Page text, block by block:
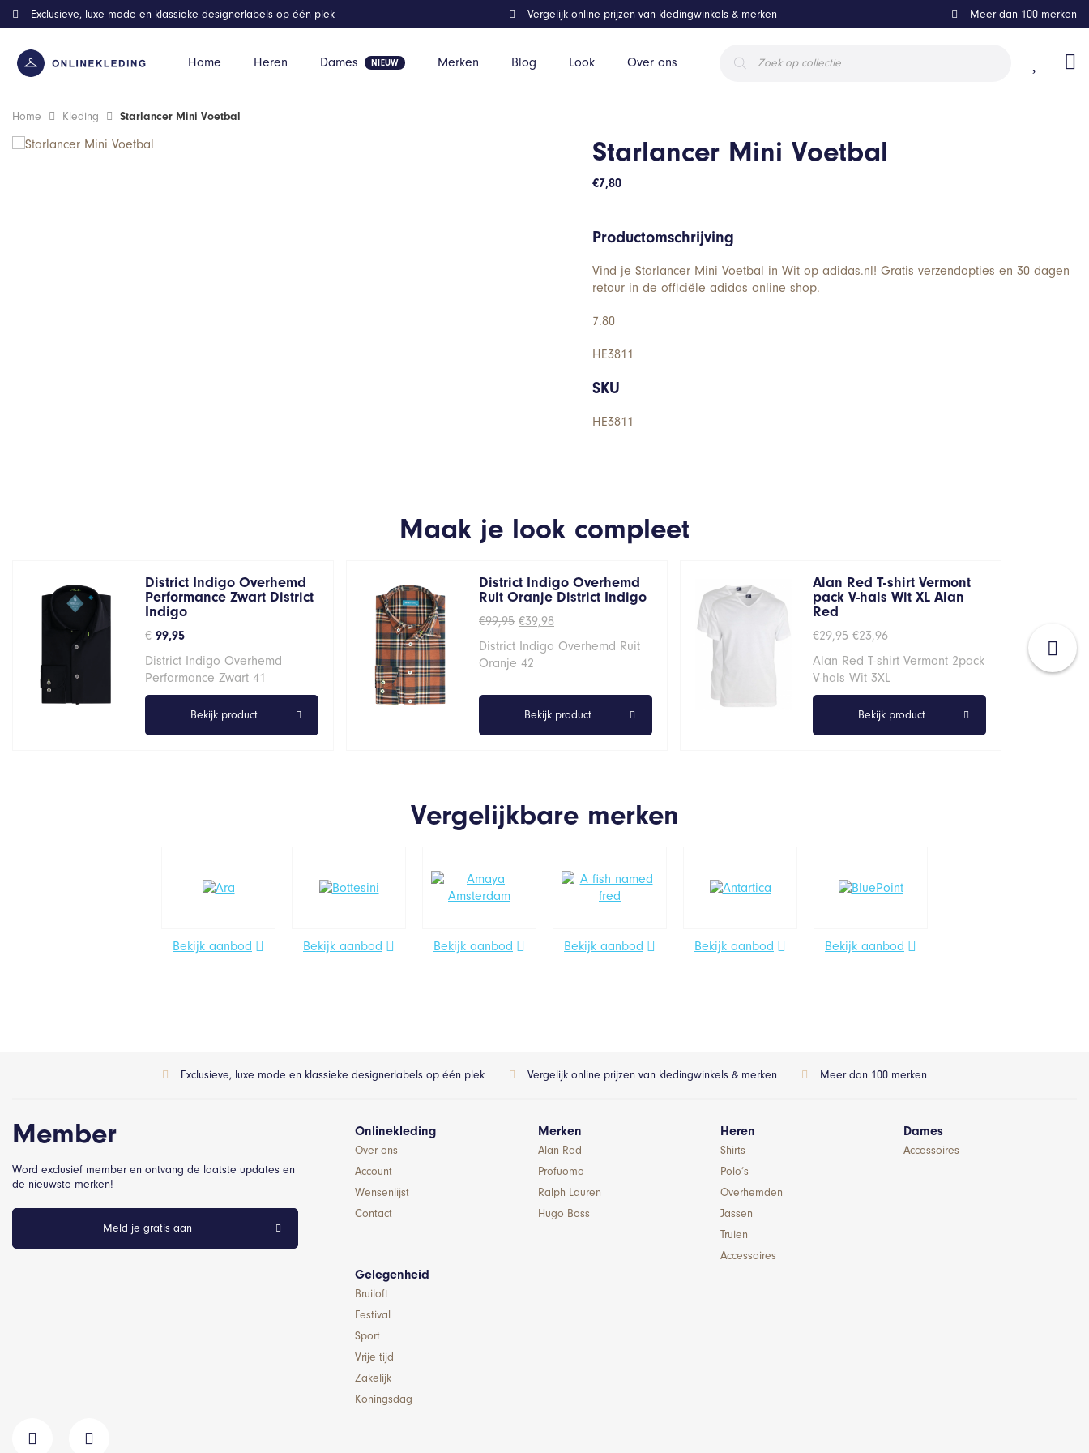
Home Heren Dames Merken Blog Look Over ons
zoeken
Exclusieve, luxe mode en klassieke designerlabels op één plek Vergelijk online prijzen van kledingwinkels & merken Meer dan 100 merken
Home Kleding Starlancer Mini Voetbal
Starlancer Mini Voetbal
€7,80
Productomschrijving
Vind je Starlancer Mini Voetbal in Wit op adidas.nl! Gratis verzendopties en 30 dagen
retour in de officiële adidas online shop.
7.80
HE3811
SKU
HE3811
Maak je look compleet
District Indigo Overhemd
Performance Zwart District
Indigo
€ 99,95
District Indigo Overhemd
Performance Zwart 41
Bekijk product
District Indigo Overhemd
Ruit Oranje District Indigo
€99,95 Oorspronkelijke
was:
€99,95.
€39,98Huidige
is:
District Indigo Overhemd Ruit
Oranje 42
Bekijk product
Alan Red T-shirt Vermont
pack V-hals Wit XL Alan
Red
€29,95 Oorspronkelijke
was:
€29,95.
€23,96Huidige
is:
Alan Red T-shirt Vermont 2pack
V-hals Wit 3XL
Bekijk product
Vergelijkbare merken
Bekijk aanbod Bekijk aanbod Bekijk aanbod Bekijk aanbod Bekijk aanbod Bekijk aanbod
Exclusieve, luxe mode en klassieke designerlabels op één plek Vergelijk online prijzen van kledingwinkels & merken Meer dan 100 merken
Member
Word exclusief member en ontvang de laatste updates en
de nieuwste merken!
Meld je gratis aan
Onlinekleding
Over ons
Account
Wensenlijst
Contact
Merken
Alan Red
Profuomo
Ralph Lauren
Hugo Boss
Heren
Shirts
Polo’s
Overhemden
Jassen
Truien
Accessoires
Dames
Accessoires
Gelegenheid
Bruiloft
Festival
Sport
Vrije tijd
Zakelijk
Koningsdag